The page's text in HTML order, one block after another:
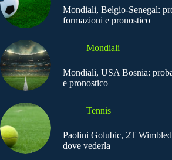
Mondiali, Belgio-Senegal:
formazioni e pronostico
Mondiali
Mondiali, USA Bosnia:
e pronostico
Tennis
Paolini Golubic, 2T
dove vederla